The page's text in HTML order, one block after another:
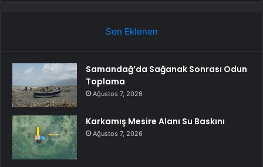
Son Eklenen
Samandağ’da Sağanak Sonrası Odun
Toplama
Ağustos 7, 2026
Karkamış Mesire Alanı Su Baskını
Ağustos 7, 2026